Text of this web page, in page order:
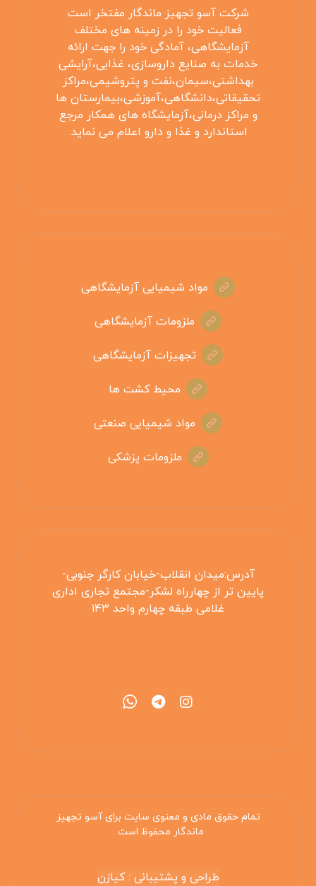
شرکت آسو تجهیز ماندگار مفتخر است
فعالیت خود را در زمینه های مختلف
آزمایشگاهی، آمادگی خود را جهت ارائه
خدمات به صنایع داروسازی، غذایی،آرایشی
بهداشتی،سیمان،نفت و پتروشیمی،مراکز
تحقیقاتی،دانشگاهی،آموزشی،بیمارستان ها
و مراکز درمانی،آزمایشگاه های همکار مرجع
استاندارد و غذا و دارو اعلام می نماید.
مواد شیمیایی آزمایشگاهی
ملزومات آزمایشگاهی
تجهیزات آزمایشگاهی
محیط کشت ها
مواد شیمیایی صنعتی
ملزومات پزشکی
آدرس:میدان انقلاب-خیابان کارگر جنوبی-
پایین تر از چهارراه لشکر-مجتمع تجاری اداری
غلامی طبقه چهارم واحد ۱۴۳
تمام حقوق مادی و معنوی سایت برای آسو تجهیز
ماندگار محفوظ است .
طراحی و پشتیبانی : کیازن